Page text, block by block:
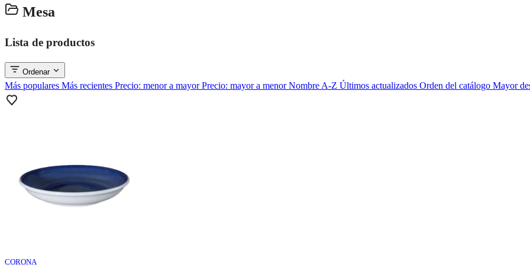
Mesa
Lista de productos
Ordenar
Más populares Más recientes Precio: menor a mayorPrecio: mayor a menorNombre A-Z Últimos actualizados Orden del catálogo Mayor
CORONA